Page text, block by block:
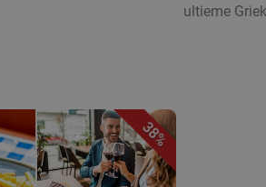
ultieme
38%